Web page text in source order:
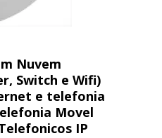
Nuvem
Switch e Wifi)
e telefonia
Movel
IP